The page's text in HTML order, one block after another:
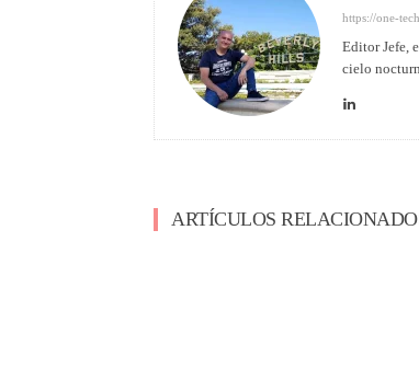
https://one-
Editor Jefe,
cielo
ARTÍCULOS